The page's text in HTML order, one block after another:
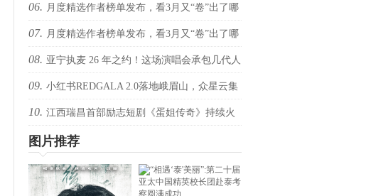
音乐会定档4月20日
06. 月度精选作者榜单发布，看3月又“卷”出了哪
些抖音爆款？
07. 月度精选作者榜单发布，看3月又“卷”出了哪
些抖音爆款？
08. 亚宁执麦 26 年之约！这场演唱会承包几代人
的回忆
09. 小红书REDGALA 2.0落地峨眉山，众星云集
共赴春日野心之约
10. 江西瑞昌首部励志短剧《蛋姐传奇》持续火
爆！双平台数据刷新纪录，见证本土力量
图片推荐